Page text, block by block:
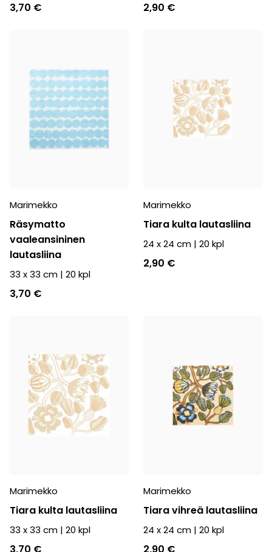
3,70 € 2,90 €
Marimekko
Räsymatto
vaaleansininen
lautasliina
33 x 33 cm | 20 kpl
3,70 €
Marimekko
Tiara kulta lautasliina
24 x 24 cm | 20 kpl
2,90 €
Marimekko
Tiara kulta lautasliina
33 x 33 cm | 20 kpl
3,70 €
Marimekko
Tiara vihreä lautasliina
24 x 24 cm | 20 kpl
2,90 €